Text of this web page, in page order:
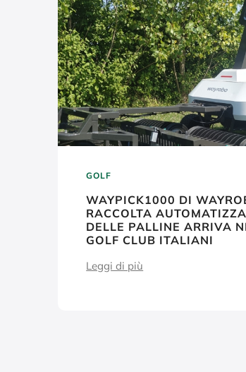
GOLF
WAYPICK1000 DI
RACCOLTA
DELLE PALLINE ARRIVA
GOLF CLUB ITALIANI
Leggi di più